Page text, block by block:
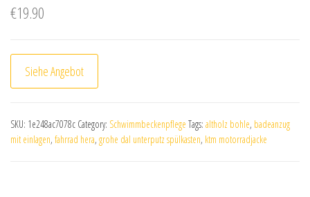
€19.90
Siehe Angebot
SKU: 1e248ac7078c Category: Schwimmbeckenpflege Tags: altholz bohle, badeanzug
mit einlagen, fahrrad hera, grohe dal unterputz spülkasten, ktm motorradjacke